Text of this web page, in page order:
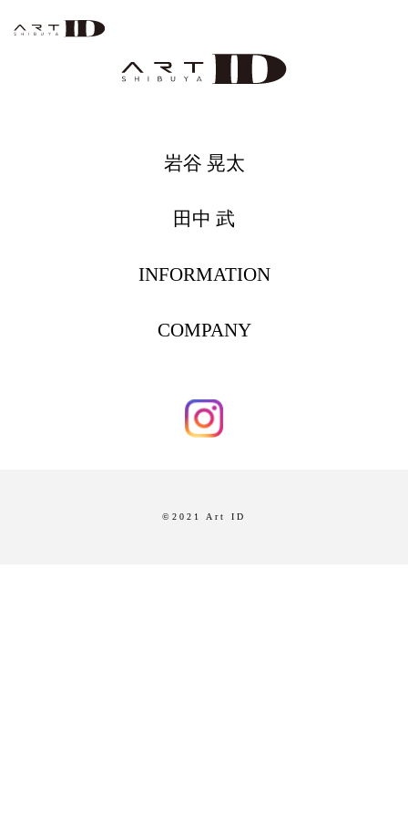
岩谷 晃太
田中 武
INFORMATION
COMPANY
©2021 Art ID